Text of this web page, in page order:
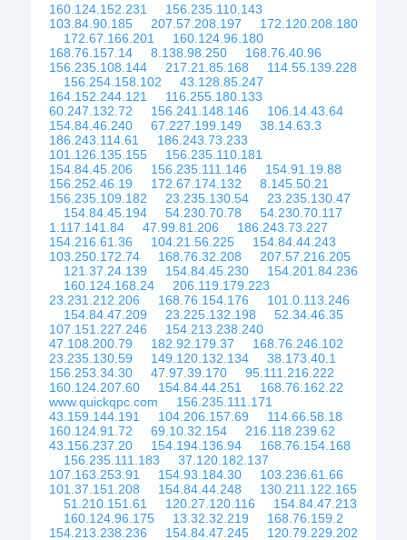
160.124.152.231
156.235.110.143
103.84.90.185
207.57.208.197
172.120.208.180
172.67.166.201
160.124.96.180
168.76.157.14
8.138.98.250
168.76.40.96
156.235.108.144
217.21.85.168
114.55.139.228
156.254.158.102
43.128.85.247
164.152.244.121
116.255.180.133
60.247.132.72
156.241.148.146
106.14.43.64
154.84.46.240
67.227.199.149
38.14.63.3
186.243.114.61
186.243.73.233
101.126.135.155
156.235.110.181
154.84.45.206
156.235.111.146
154.91.19.88
156.252.46.19
172.67.174.132
8.145.50.21
156.235.109.182
23.235.130.54
23.235.130.47
154.84.45.194
54.230.70.78
54.230.70.117
1.117.141.84
47.99.81.206
186.243.73.227
154.216.61.36
104.21.56.225
154.84.44.243
103.250.172.74
168.76.32.208
207.57.216.205
121.37.24.139
154.84.45.230
154.201.84.236
160.124.168.24
206.119.179.223
23.231.212.206
168.76.154.176
101.0.113.246
154.84.47.209
23.225.132.198
52.34.46.35
107.151.227.246
154.213.238.240
47.108.200.79
182.92.179.37
168.76.246.102
23.235.130.59
149.120.132.134
38.173.40.1
156.253.34.30
47.97.39.170
95.111.216.222
160.124.207.60
154.84.44.251
168.76.162.22
www.quickqpc.com
156.235.111.171
43.159.144.191
104.206.157.69
114.66.58.18
160.124.91.72
69.10.32.154
216.118.239.62
43.156.237.20
154.194.136.94
168.76.154.168
156.235.111.183
37.120.182.137
107.163.253.91
154.93.184.30
103.236.61.66
101.37.151.208
154.84.44.248
130.211.122.165
51.210.151.61
120.27.120.116
154.84.47.213
160.124.96.175
13.32.32.219
168.76.159.2
154.213.238.236
154.84.47.245 120.79.229.202